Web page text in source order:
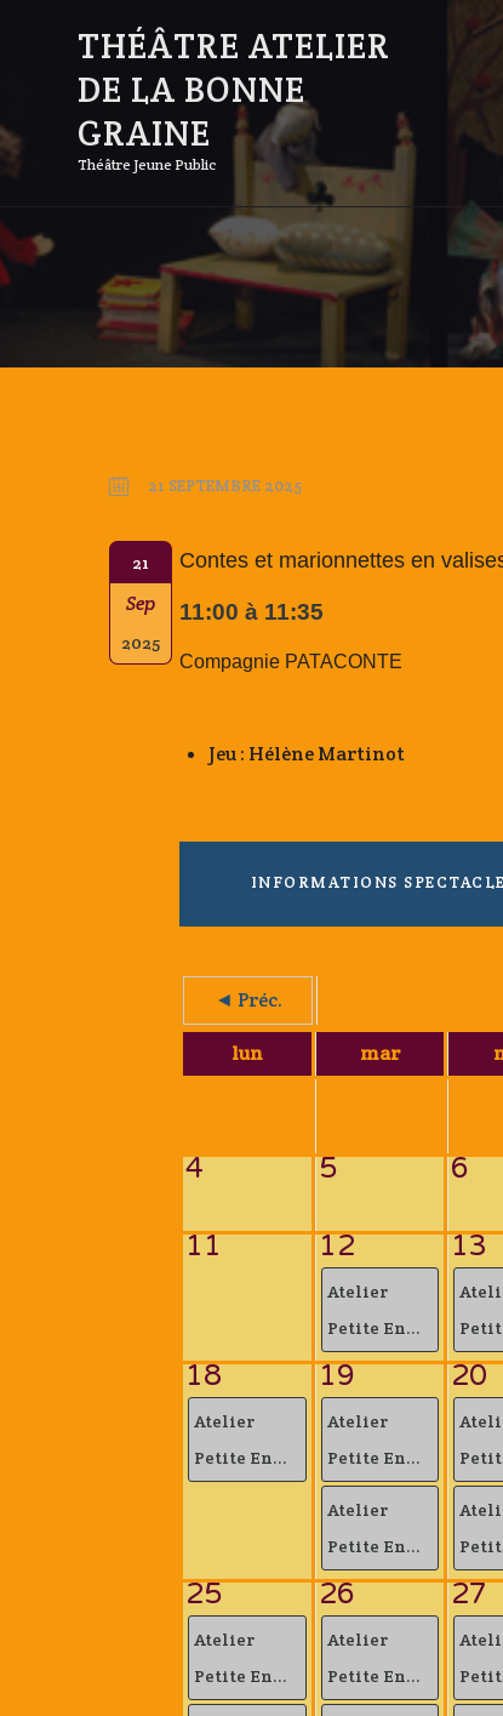
THÉÂTRE ATELIER
DE LA BONNE
GRAINE
Théâtre Jeune Public
21 SEPTEMBRE 2025
21
Sep
2025
Contes et marionnettes en
11:00 à 11:35
Compagnie PATACONTE
Jeu : Hélène Martinot
INFORMATIONS SPECTACLE
◄ Préc.
lun mar
4 5 6
11 12
Atelier
Petite En...
13
18
Atelier
Petite En...
19
Atelier
Petite En...
Atelier
Petite En...
20
25
Atelier
Petite En...
26
Atelier
Petite En...
27